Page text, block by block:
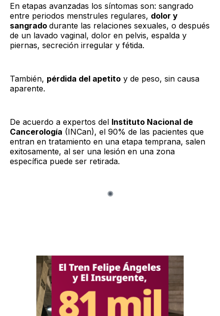
En etapas avanzadas los síntomas son: sangrado
entre periodos menstrules regulares, dolor y
sangrado durante las relaciones sexuales, o después
de un lavado vaginal, dolor en pelvis, espalda y
piernas, secreción irregular y fétida.
También, pérdida del apetito y de peso, sin causa
aparente.
De acuerdo a expertos del Instituto Nacional de
Cancerología (INCan), el 90% de las pacientes que
entran en tratamiento en una etapa temprana, salen
exitosamente, al ser una lesión en una zona
específica puede ser retirada.